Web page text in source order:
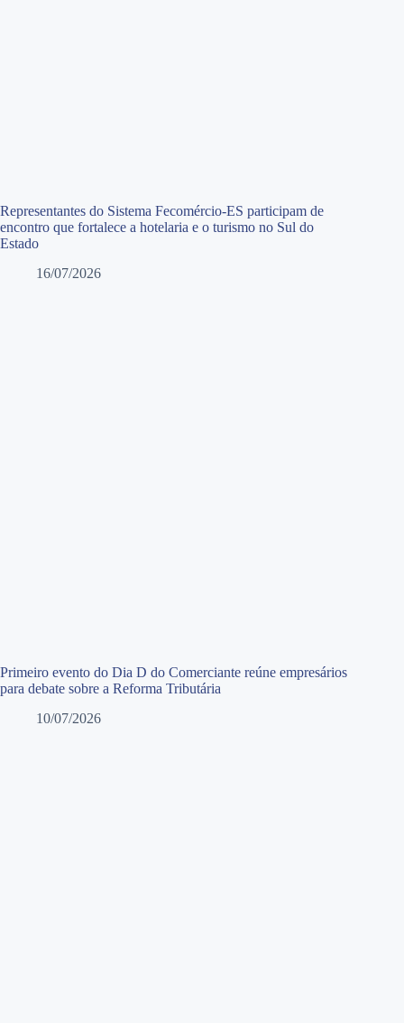
Representantes do Sistema Fecomércio-ES participam de
encontro que fortalece a hotelaria e o turismo no Sul do
Estado
16/07/2026
Primeiro evento do Dia D do Comerciante reúne empresários
para debate sobre a Reforma Tributária
10/07/2026